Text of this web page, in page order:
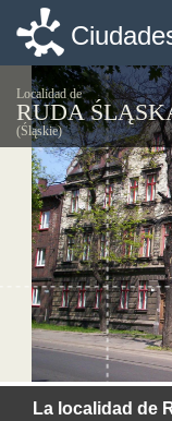
Localidad de
RUDA
(Śląskie)
La localidad de